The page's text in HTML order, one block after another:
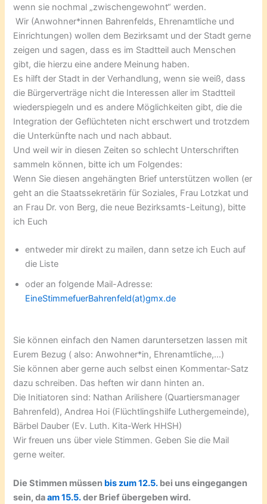
wenn sie nochmal „zwischengewohnt“ werden.
Wir (Anwohner*innen Bahrenfelds, Ehrenamtliche und
Einrichtungen) wollen dem Bezirksamt und der Stadt gerne
zeigen und sagen, dass es im Stadtteil auch Menschen
gibt, die hierzu eine andere Meinung haben.
Es hilft der Stadt in der Verhandlung, wenn sie weiß, dass
die Bürgerverträge nicht die Interessen aller im Stadtteil
wiederspiegeln und es andere Möglichkeiten gibt, die die
Integration der Geflüchteten nicht erschwert und trotzdem
die Unterkünfte nach und nach abbaut.
Und weil wir in diesen Zeiten so schlecht Unterschriften
sammeln können, bitte ich um Folgendes:
Wenn Sie diesen angehängten Brief unterstützen wollen (er
geht an die Staatssekretärin für Soziales, Frau Lotzkat und
an Frau Dr. von Berg, die neue Bezirksamts-Leitung), bitte
ich Euch
entweder mir direkt zu mailen, dann setze ich Euch auf
die Liste
oder an folgende Mail-Adresse:
EineStimmefuerBahrenfeld(at)gmx.de
Sie können einfach den Namen daruntersetzen lassen mit
Eurem Bezug ( also: Anwohner*in, Ehrenamtliche,…)
Sie können aber gerne auch selbst einen Kommentar-Satz
dazu schreiben. Das heften wir dann hinten an.
Die Initiatoren sind: Nathan Arilishere (Quartiersmanager
Bahrenfeld), Andrea Hoi (Flüchtlingshilfe Luthergemeinde),
Bärbel Dauber (Ev. Luth. Kita-Werk HHSH)
Wir freuen uns über viele Stimmen. Geben Sie die Mail
gerne weiter.
Die Stimmen müssen bis zum 12.5. bei uns eingegangen
sein, daam 15.5.der Brief übergeben wird.